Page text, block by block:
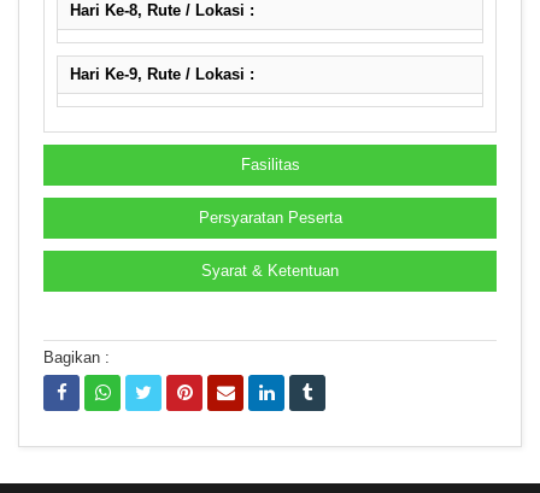
Hari Ke-8, Rute / Lokasi :
Hari Ke-9, Rute / Lokasi :
Fasilitas
Persyaratan Peserta
Syarat & Ketentuan
Bagikan :